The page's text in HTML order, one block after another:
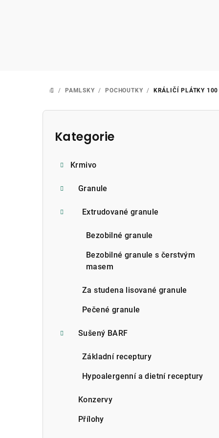
DOMŮ
/ PAMLSKY / POCHOUTKY / KRÁLIČÍ PLÁTKY 100
P
Přeskočit
kategorie
Kategorie
Krmivo
Granule
Extrudované granule
Bezobilné granule
Bezobilné granule s čerstvým
masem
Za studena lisované granule
Pečené granule
Sušený BARF
Základní receptury
Hypoalergenní a dietní receptury
Konzervy
Přílohy